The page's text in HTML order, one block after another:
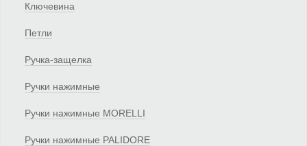
Ключевина
Петли
Ручка-защелка
Ручки нажимные
Ручки нажимные MORELLI
Ручки нажимные PALIDORE